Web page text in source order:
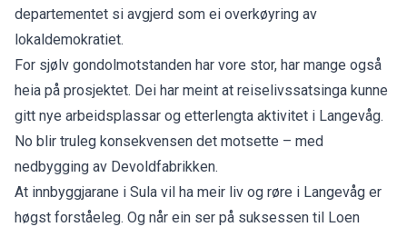
departementet si avgjerd som ei overkøyring av
lokaldemokratiet.
For sjølv gondolmotstanden har vore stor, har mange også
heia på prosjektet. Dei har meint at reiselivssatsinga kunne
gitt nye arbeidsplassar og etterlengta aktivitet i Langevåg.
No blir truleg konsekvensen det motsette – med
nedbygging av Devoldfabrikken.
At innbyggjarane i Sula vil ha meir liv og røre i Langevåg er
høgst forståeleg. Og når ein ser på suksessen til Loen